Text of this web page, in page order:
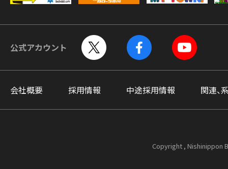
公式アカウント
会社概要 採用情報 中途採用情報 関連、
Copyright , Nishinippon